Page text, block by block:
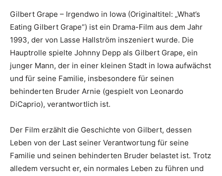
Gilbert Grape – Irgendwo in Iowa (Originaltitel: „What’s
Eating Gilbert Grape“) ist ein Drama-Film aus dem Jahr
1993, der von Lasse Hallström inszeniert wurde. Die
Hauptrolle spielte Johnny Depp als Gilbert Grape, ein
junger Mann, der in einer kleinen Stadt in Iowa aufwächst
und für seine Familie, insbesondere für seinen
behinderten Bruder Arnie (gespielt von Leonardo
DiCaprio), verantwortlich ist.
Der Film erzählt die Geschichte von Gilbert, dessen
Leben von der Last seiner Verantwortung für seine
Familie und seinen behinderten Bruder belastet ist. Trotz
alledem versucht er, ein normales Leben zu führen und